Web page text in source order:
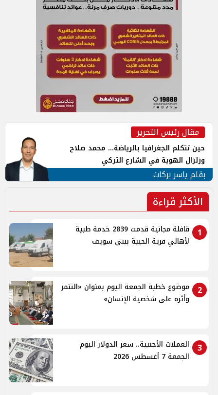
مقال رئيس التحرير
حين تتكلم الجغرافيا بالرياضة... محمد صلاح
وزلزال الهوية في الشارع التركي
بقلم ياسر بركات
الأكثر قراءة
1
قافلة مجانية قدمت 2839 خدمة طبية
لأهالي قرية الحيبة ببنى سويف
2
موضوع خطبة الجمعة اليوم بعنوان «التنمر
وأثره على شخصية الإنسان»
3
العملات الأجنبية.. سعر الدولار اليوم
الجمعة 7 أغسطس 2026